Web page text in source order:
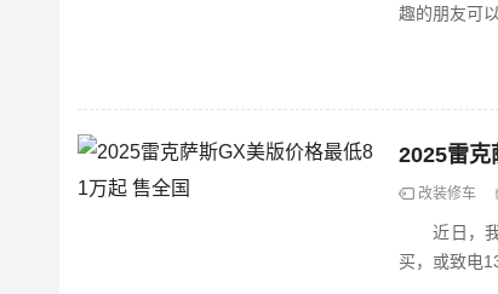
趣的朋友可
2025雷克
改装修车
近日，我